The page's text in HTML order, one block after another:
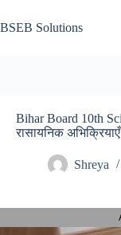
to
content
BSEB Solutions
Bihar Board 10th
रासायनिक
Shreya